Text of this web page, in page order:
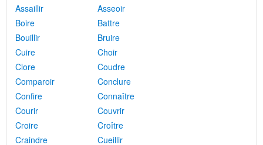
Assaillir
Asseoir
Boire
Battre
Bouillir
Bruire
Cuire
Choir
Clore
Coudre
Comparoir
Conclure
Confire
Connaître
Courir
Couvrir
Croire
Croître
Craindre
Cueillir